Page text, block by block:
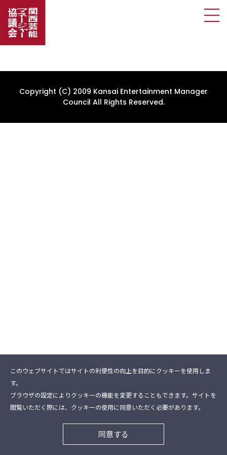
Copyright (C) 2009 Kansai Entertainment Manager
Council All Rights Reserved.
このウェブサイトではサイトの利便性の向上を目的にクッキーを使用しま
す。
ブラウザの設定によりクッキーの機能を変更することもできます。サイトを
閲覧いただく際には、クッキーの使用に同意いただく必要があります。
同意する